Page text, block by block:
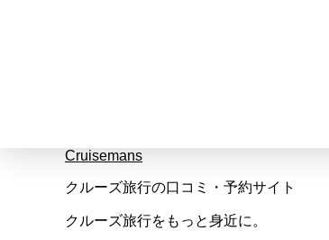
Cruisemans
クルーズ旅行の口コミ・予約サイト
クルーズ旅行をもっと身近に。